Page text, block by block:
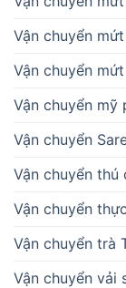
Vận chuyển
Vận chuyển
Vận chuyển mỹ
Vận chuyển
Vận chuyển thú
Vận chuyển
Vận chuyển trà
Vận chuyển vải